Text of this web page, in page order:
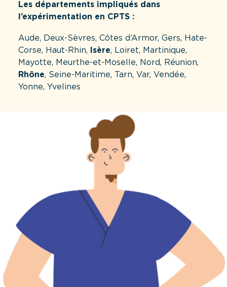
Les départements impliqués dans
l’expérimentation en CPTS :
Aude, Deux-Sèvres, Côtes d’Armor, Gers, Hate-
Corse, Haut-Rhin,
Isère, Loiret, Martinique,
Mayotte, Meurthe-et-Moselle, Nord, Réunion,
Rhône, Seine-Maritime, Tarn, Var, Vendée,
Yonne, Yvelines